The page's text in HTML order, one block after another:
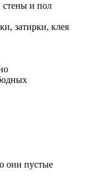
стены и пол
затирки, клея
они пустые